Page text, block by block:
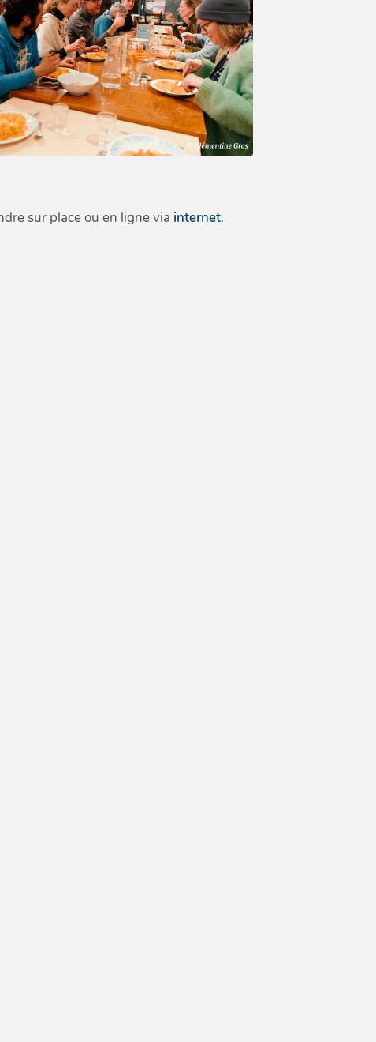
sur place ou en ligne via internet.